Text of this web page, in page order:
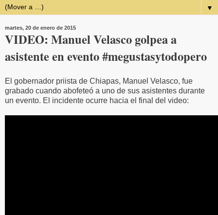
▼
martes, 20 de enero de 2015
VIDEO: Manuel Velasco golpea a
asistente en evento #megustasytodopero
El gobernador priista de Chiapas, Manuel Velasco, fue
grabado cuando abofeteó a uno de sus asistentes durante
un evento. El incidente ocurre hacia el final del video: